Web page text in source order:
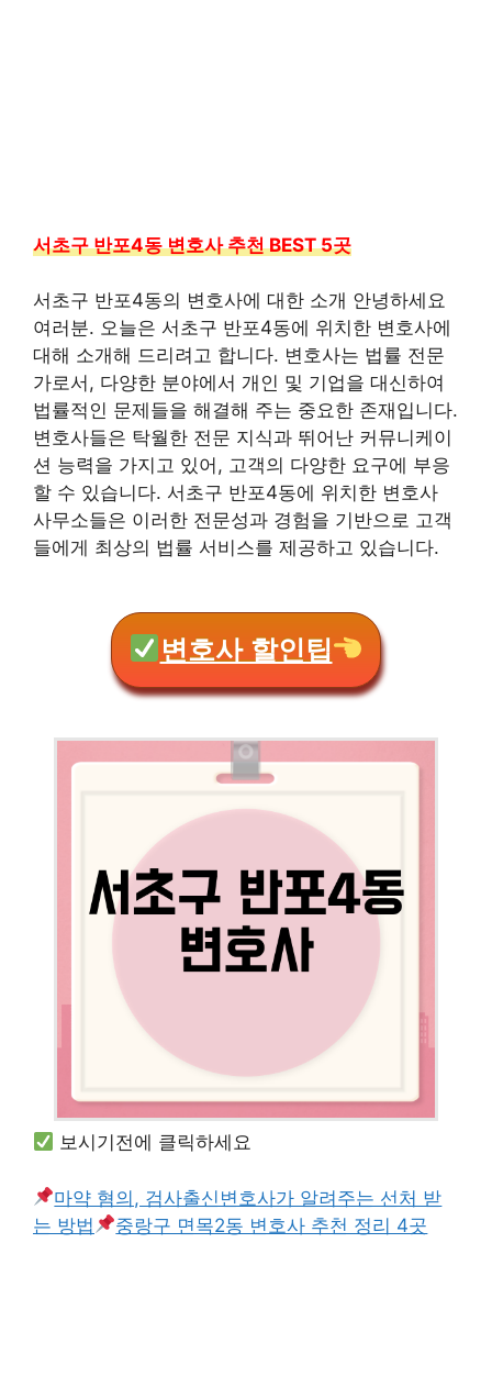
서초구 반포4동 변호사 추천 BEST 5곳
서초구 반포4동의 변호사에 대한 소개 안녕하세요
여러분. 오늘은 서초구 반포4동에 위치한 변호사에
대해 소개해 드리려고 합니다. 변호사는 법률 전문
가로서, 다양한 분야에서 개인 및 기업을 대신하여
법률적인 문제들을 해결해 주는 중요한 존재입니다.
변호사들은 탁월한 전문 지식과 뛰어난 커뮤니케이
션 능력을 가지고 있어, 고객의 다양한 요구에 부응
할 수 있습니다. 서초구 반포4동에 위치한 변호사
사무소들은 이러한 전문성과 경험을 기반으로 고객
들에게 최상의 법률 서비스를 제공하고 있습니다.
변호사 할인팁
보시기전에 클릭하세요
마약 혐의, 검사출신변호사가 알려주는 선처 받
는 방법
중랑구 면목2동 변호사 추천 정리 4곳